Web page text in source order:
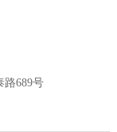
路689号